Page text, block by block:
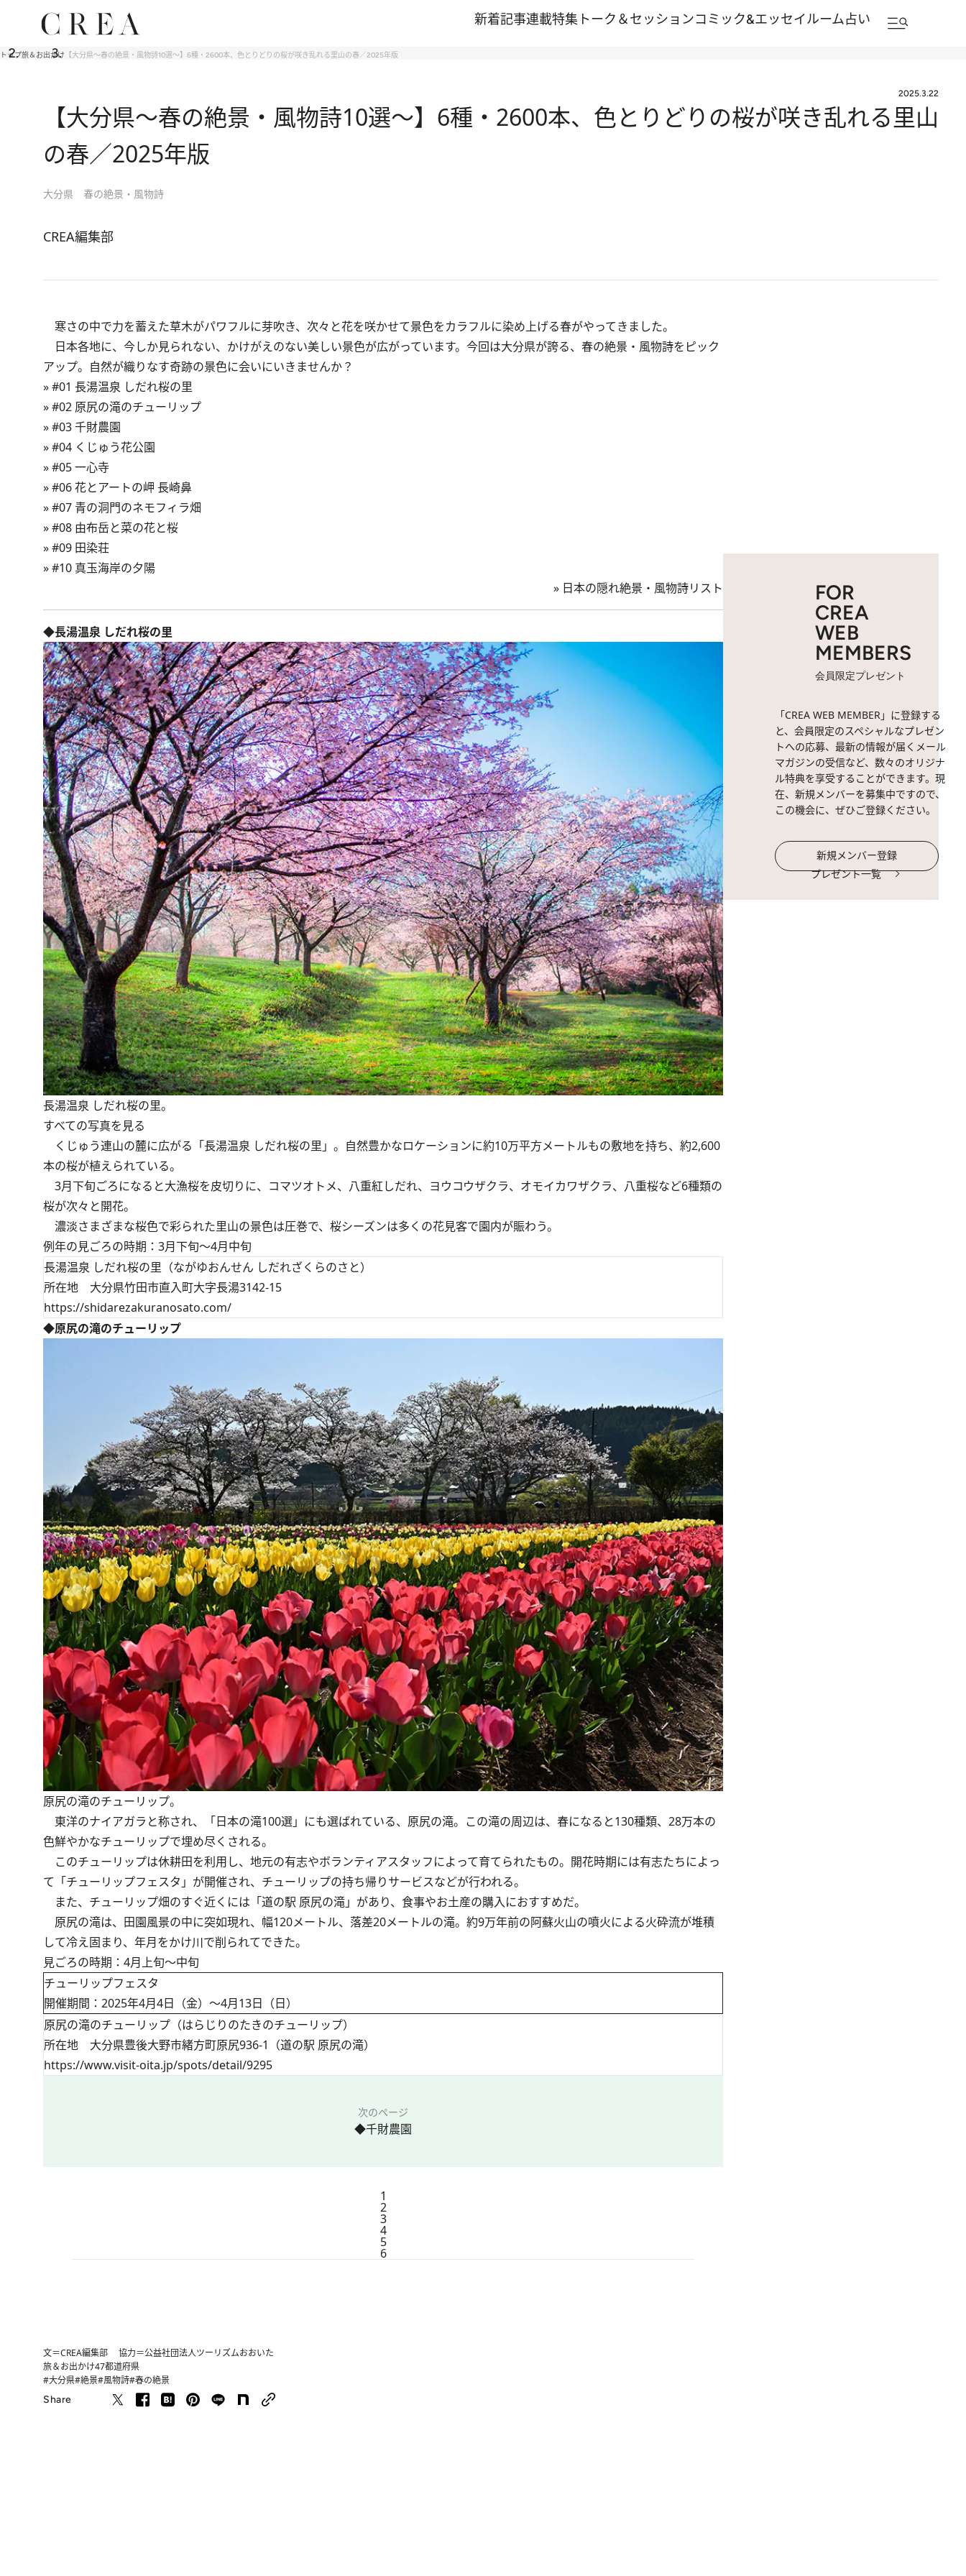
新着記事連載特集 トーク＆セッションコミック&エッセイルーム占い
トップ旅＆お出かけ 【大分県～春の絶景・風物詩10選～】6種・2600本、色とりどりの桜が咲き乱れる里山の春／2025年版
2025.3.22
【大分県～春の絶景・風物詩10選～】6種・2600本、色とりどりの桜が咲き乱れる里山
の春／2025年版
大分県 春の絶景・風物詩
CREA編集部
寒さの中で力を蓄えた草木がパワフルに芽吹き、次々と花を咲かせて景色をカラフルに染め上げる春がやってきました。
日本各地に、今しか見られない、かけがえのない美しい景色が広がっています。今回は大分県が誇る、春の絶景・風物詩をピック
アップ。自然が織りなす奇跡の景色に会いにいきませんか？
»#01 長湯温泉 しだれ桜の里
»#02 原尻の滝のチューリップ
»#03 千財農園
»#04 くじゅう花公園
»#05 一心寺
»#06 花とアートの岬 長崎鼻
»#07 青の洞門のネモフィラ畑
»#08 由布岳と菜の花と桜
»#09 田染荘
»#10 真玉海岸の夕陽
» 日本の隠れ絶景・風物詩リスト
◆長湯温泉 しだれ桜の里
長湯温泉 しだれ桜の里。
すべての写真を見る
くじゅう連山の麓に広がる「長湯温泉 しだれ桜の里」。自然豊かなロケーションに約10万平方メートルもの敷地を持ち、約2,600
本の桜が植えられている。
3月下旬ごろになると大漁桜を皮切りに、コマツオトメ、八重紅しだれ、ヨウコウザクラ、オモイカワザクラ、八重桜など6種類の
桜が次々と開花。
濃淡さまざまな桜色で彩られた里山の景色は圧巻で、桜シーズンは多くの花見客で園内が賑わう。
例年の見ごろの時期：3月下旬～4月中旬
長湯温泉 しだれ桜の里（ながゆおんせん しだれざくらのさと）
所在地 大分県竹田市直入町大字長湯3142-15
https://shidarezakuranosato.com/
◆原尻の滝のチューリップ
原尻の滝のチューリップ。
東洋のナイアガラと称され、「日本の滝100選」にも選ばれている、原尻の滝。この滝の周辺は、春になると130種類、28万本の
色鮮やかなチューリップで埋め尽くされる。
このチューリップは休耕田を利用し、地元の有志やボランティアスタッフによって育てられたもの。開花時期には有志たちによっ
て「チューリップフェスタ」が開催され、チューリップの持ち帰りサービスなどが行われる。
また、チューリップ畑のすぐ近くには「道の駅 原尻の滝」があり、食事やお土産の購入におすすめだ。
原尻の滝は、田園風景の中に突如現れ、幅120メートル、落差20メートルの滝。約9万年前の阿蘇火山の噴火による火砕流が堆積
して冷え固まり、年月をかけ川で削られてできた。
見ごろの時期：4月上旬～中旬
チューリップフェスタ
開催期間：2025年4月4日（金）～4月13日（日）
原尻の滝のチューリップ（はらじりのたきのチューリップ）
所在地 大分県豊後大野市緒方町原尻936-1（道の駅 原尻の滝）
https://www.visit-oita.jp/spots/detail/9295
次のページ
◆千財農園
1
2
3
4
5
6
文＝CREA編集部 協力＝公益社団法人ツーリズムおおいた
旅＆お出かけ47都道府県
#大分県#絶景#風物詩#春の絶景
Share
FOR
CREA
WEB
MEMBERS
会員限定プレゼント
「CREA WEB MEMBER」に登録する
と、会員限定のスペシャルなプレゼン
トへの応募、最新の情報が届くメール
マガジンの受信など、数々のオリジナ
ル特典を享受することができます。現
在、新規メンバーを募集中ですので、
この機会に、ぜひご登録ください。
新規メンバー登録
プレゼント一覧